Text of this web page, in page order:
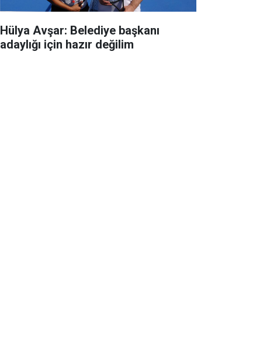
Hülya Avşar: Belediye başkanı
adaylığı için hazır değilim